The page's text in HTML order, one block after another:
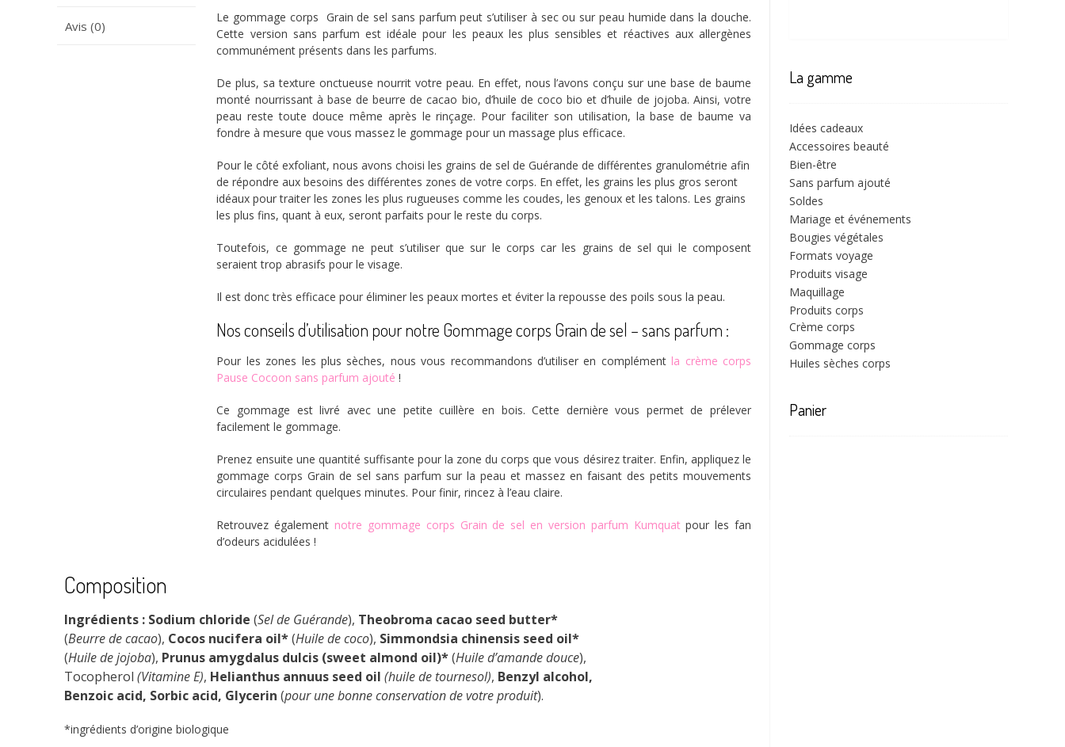
Avis (0)
Le gommage corps Grain de sel sans parfum peut s’utiliser à sec ou sur peau humide dans la douche.
Cette version sans parfum est idéale pour les peaux les plus sensibles et réactives aux allergènes
communément présents dans les parfums.
De plus, sa texture onctueuse nourrit votre peau. En effet, nous l’avons conçu sur une base de baume
monté nourrissant à base de beurre de cacao bio, d’huile de coco bio et d’huile de jojoba. Ainsi, votre
peau reste toute douce même après le rinçage. Pour faciliter son utilisation, la base de baume va
fondre à mesure que vous massez le gommage pour un massage plus efficace.
Pour le côté exfoliant, nous avons choisi les grains de sel de Guérande de différentes granulométrie afin
de répondre aux besoins des différentes zones de votre corps. En effet, les grains les plus gros seront
idéaux pour traiter les zones les plus rugueuses comme les coudes, les genoux et les talons. Les grains
les plus fins, quant à eux, seront parfaits pour le reste du corps.
Toutefois, ce gommage ne peut s’utiliser que sur le corps car les grains de sel qui le composent
seraient trop abrasifs pour le visage.
Il est donc très efficace pour éliminer les peaux mortes et éviter la repousse des poils sous la peau.
Nos conseils d’utilisation pour notre Gommage corps Grain de sel – sans parfum :
Pour les zones les plus sèches, nous vous recommandons d’utiliser en complément la crème corps
Pause Cocoon sans parfum ajouté !
Ce gommage est livré avec une petite cuillère en bois. Cette dernière vous permet de prélever
facilement le gommage.
Prenez ensuite une quantité suffisante pour la zone du corps que vous désirez traiter. Enfin, appliquez le
gommage corps Grain de sel sans parfum sur la peau et massez en faisant des petits mouvements
circulaires pendant quelques minutes. Pour finir, rincez à l’eau claire.
Retrouvez également notre gommage corps Grain de sel en version parfum Kumquatpour les fan
d’odeurs acidulées !
Composition
Ingrédients : Sodium chloride (Sel de Guérande), Theobroma cacao seed butter*
(Beurre de cacao), Cocos nucifera oil*(Huile de coco), Simmondsia chinensis seed oil*
(Huile de jojoba), Prunus amygdalus dulcis (sweet almond oil)*(Huile d’amande douce),
Tocopherol (Vitamine E), Helianthus annuus seed oil (huile de tournesol), Benzyl alcohol,
Benzoic acid, Sorbic acid, Glycerin (pour une bonne conservation de votre produit).
*ingrédients d’origine biologique
La gamme
Idées cadeaux
Accessoires beauté
Bien-être
Sans parfum ajouté
Soldes
Mariage et événements
Bougies végétales
Formats voyage
Produits visage
Maquillage
Produits corps
Crème corps
Gommage corps
Huiles sèches corps
Panier